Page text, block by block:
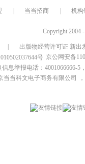
当当招商 机构
Copyright 2004
出版物经营许可证 新出
京公网安备
息举报电话：4001066666-5
当当科文电子商务有限公司